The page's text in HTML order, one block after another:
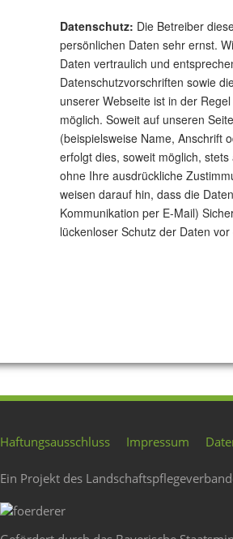
Datenschutz: Die Betreiber
persönlichen Daten sehr ernst.
Daten vertraulich und
Datenschutzvorschriften sowie
unserer Webseite ist in der
möglich. Soweit auf unseren
(beispielsweise Name, Anschrift
erfolgt dies, soweit möglich,
ohne Ihre ausdrückliche
weisen darauf hin, dass die
Kommunikation per E-Mail)
lückenloser Schutz der Daten
Haftungsausschluss Impressum
Ein Projekt des